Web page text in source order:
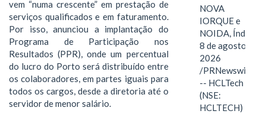
vem “numa crescente” em prestação de
serviços qualificados e em faturamento.
Por isso, anunciou a implantação do
Programa de Participação nos
Resultados (PPR), onde um percentual
do lucro do Porto será distribuído entre
os colaboradores, em partes iguais para
todos os cargos, desde a diretoria até o
servidor de menor salário.
NOVA
IORQUE e
NOIDA, Índia,
8 de agosto de
2026
/PRNewswire/
-- HCLTech
(NSE:
HCLTECH)